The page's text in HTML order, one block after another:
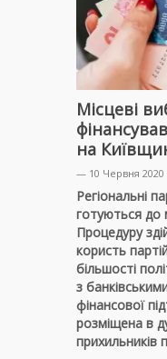
Місцеві
на
— 10 Червня 2020
Регіональні
готуються до
Процедуру
користь
більшості
з
фінансової
розміщена в
прихильників